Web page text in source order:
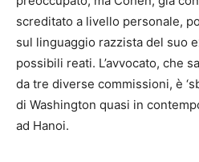
screditato a livello personale,
sul linguaggio razzista del suo
possibili reati. L’avvocato, che
da tre diverse commissioni, è
di Washington quasi in
ad Hanoi.